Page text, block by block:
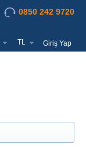
0850 242 9720
TL Giriş Yap